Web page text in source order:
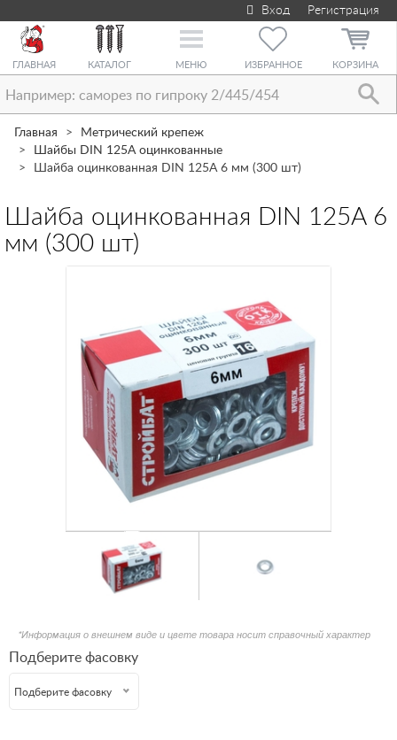
Вход Регистрация
ГЛАВНАЯ КАТАЛОГ
Toggle
МЕНЮ ИЗБРАННОЕ КОРЗИНА
Главная
Метрический крепеж
Шайбы DIN 125А оцинкованные
Шайба оцинкованная DIN 125A 6 мм (300 шт)
Шайба оцинкованная DIN 125A 6
мм (300 шт)
*Информация о внешнем виде и цвете товара носит справочный характер
Подберите фасовку
Подберите фасовку